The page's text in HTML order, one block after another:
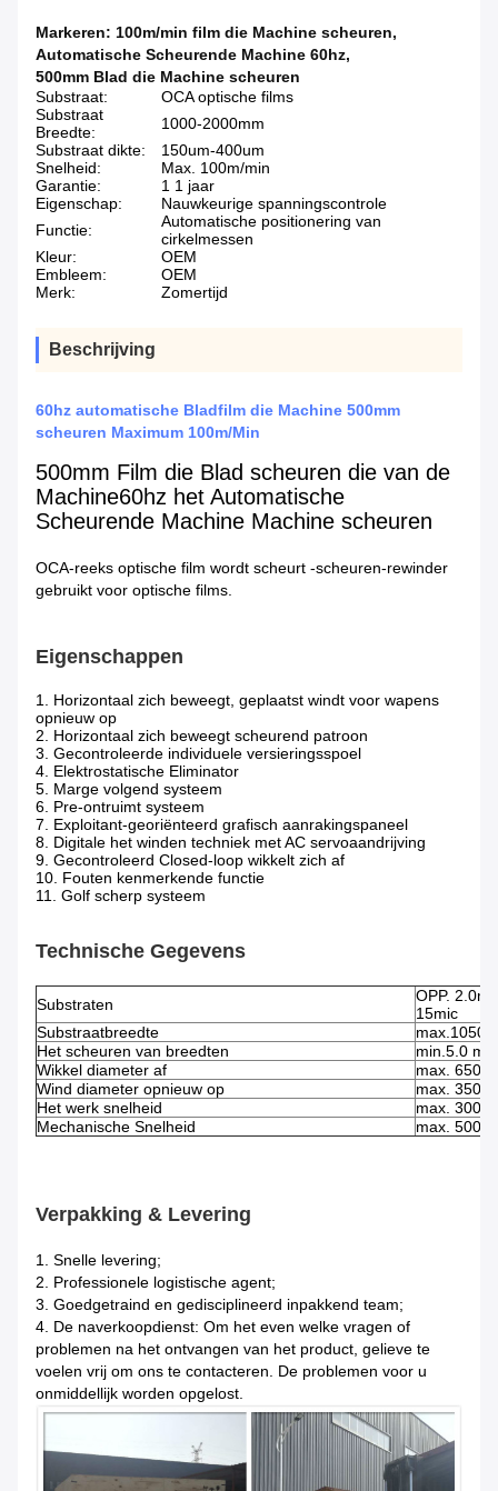
Markeren: 100m/min film die Machine scheuren,
Automatische Scheurende Machine 60hz,
500mm Blad die Machine scheuren
Substraat:
OCA optische films
Substraat
Breedte:
1000-2000mm
Substraat dikte:
150um-400um
Snelheid:
Max. 100m/min
Garantie:
1 1 jaar
Eigenschap:
Nauwkeurige spanningscontrole
Functie:
Automatische positionering van
cirkelmessen
Kleur:
OEM
Embleem:
OEM
Merk:
Zomertijd
Beschrijving
60hz automatische Bladfilm die Machine 500mm
scheuren Maximum 100m/Min
500mm Film die Blad scheuren die van de
Machine60hz het Automatische
Scheurende Machine Machine scheuren
OCA-reeks optische film wordt scheurt -scheuren-rewinder
gebruikt voor optische films.
Eigenschappen
1. Horizontaal zich beweegt, geplaatst windt voor wapens
opnieuw op
2. Horizontaal zich beweegt scheurend patroon
3. Gecontroleerde individuele versieringsspoel
4. Elektrostatische Eliminator
5. Marge volgend systeem
6. Pre-ontruimt systeem
7. Exploitant-georiënteerd grafisch aanrakingspaneel
8. Digitale het winden techniek met AC servoaandrijving
9. Gecontroleerd Closed-loop wikkelt zich af
10. Fouten kenmerkende functie
11. Golf scherp systeem
Technische Gegevens
Substraten
OPP.
15mic
Substraatbreedte
Het scheuren van breedten
min.5.0 mm
Wikkel diameter af
max. 650
Wind diameter opnieuw op
max. 350
Het werk snelheid
max. 300
Mechanische Snelheid
max.
Verpakking & Levering
1. Snelle levering;
2. Professionele logistische agent;
3. Goedgetraind en gedisciplineerd inpakkend team;
4. De naverkoopdienst: Om het even welke vragen of
problemen na het ontvangen van het product, gelieve te
voelen vrij om ons te contacteren. De problemen voor u
onmiddellijk worden opgelost.